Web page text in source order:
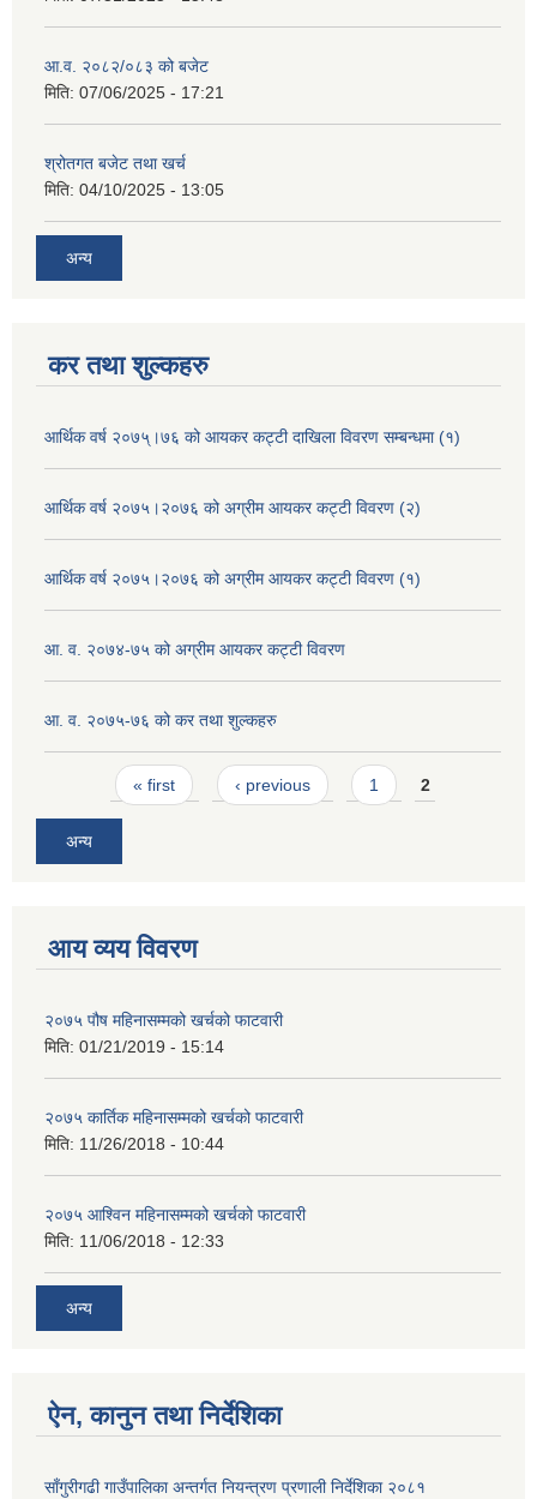
आ.व. २०८२/०८३ को बजेट
मिति: 07/06/2025 - 17:21
श्रोतगत बजेट तथा खर्च
मिति: 04/10/2025 - 13:05
अन्य
कर तथा शुल्कहरु
आर्थिक वर्ष २०७५्।७६ को आयकर कट्टी दाखिला विवरण सम्बन्धमा (१)
आर्थिक वर्ष २०७५।२०७६ को अग्रीम आयकर कट्टी विवरण (२)
आर्थिक वर्ष २०७५।२०७६ को अग्रीम आयकर कट्टी विवरण (१)
आ. व. २०७४-७५ को अग्रीम आयकर कट्टी विवरण
आ. व. २०७५-७६ को कर तथा शुल्कहरु
Pages« first ‹ previous 1 2
अन्य
आय व्यय विवरण
२०७५ पौष महिनासम्मको खर्चको फाटवारी
मिति: 01/21/2019 - 15:14
२०७५ कार्तिक महिनासम्मको खर्चको फाटवारी
मिति: 11/26/2018 - 10:44
२०७५ आश्विन महिनासम्मको खर्चको फाटवारी
मिति: 11/06/2018 - 12:33
अन्य
ऐन, कानुन तथा निर्देशिका
साँगुरीगढी गाउँपालिका अन्तर्गत नियन्त्रण प्रणाली निर्देशिका २०८१